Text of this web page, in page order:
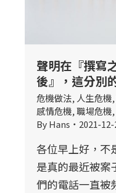
聲明在『撰寫
後』，這分別
危機做法, 人生危機
感情危機,職場危機
ByHans 2021-
各位早上好，不
是真的最近被案
們的電話一直被